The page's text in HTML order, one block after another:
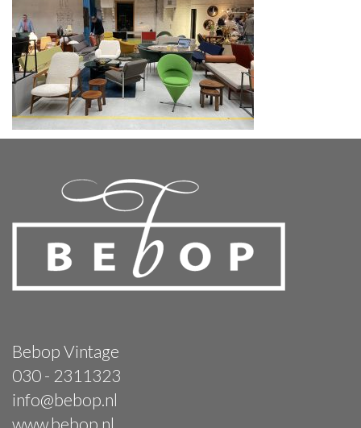
Bebop Vintage
030 - 2311323
info@bebop.nl
www.bebop.nl